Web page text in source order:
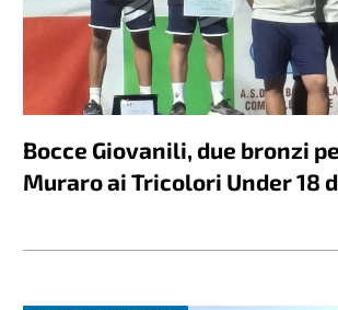
Bocce Giovanili, due bronzi
Muraro ai Tricolori Under 18